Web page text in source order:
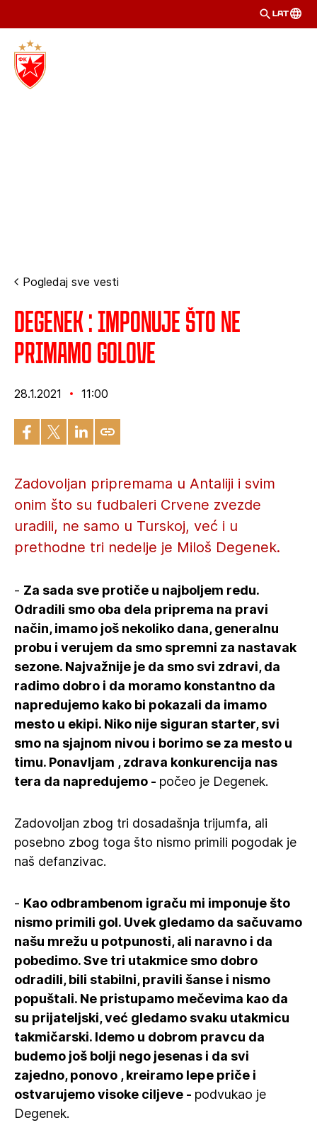
LAT
Pogledaj sve vesti
Degenek : Imponuje što ne
primamo golove
28.1.2021 11:00
Zadovoljan pripremama u Antaliji i svim
onim što su fudbaleri Crvene zvezde
uradili, ne samo u Turskoj, već i u
prethodne tri nedelje je Miloš Degenek.
- Za sada sve protiče u najboljem redu.
Odradili smo oba dela priprema na pravi
način, imamo još nekoliko dana, generalnu
probu i verujem da smo spremni za nastavak
sezone. Najvažnije je da smo svi zdravi, da
radimo dobro i da moramo konstantno da
napredujemo kako bi pokazali da imamo
mesto u ekipi. Niko nije siguran starter, svi
smo na sjajnom nivou i borimo se za mesto u
timu. Ponavljam , zdrava konkurencija nas
tera da napredujemo - počeo je Degenek.
Zadovoljan zbog tri dosadašnja trijumfa, ali
posebno zbog toga što nismo primili pogodak je
naš defanzivac.
- Kao odbrambenom igraču mi imponuje što
nismo primili gol. Uvek gledamo da sačuvamo
našu mrežu u potpunosti, ali naravno i da
pobedimo. Sve tri utakmice smo dobro
odradili, bili stabilni, pravili šanse i nismo
popuštali. Ne pristupamo mečevima kao da
su prijateljski, već gledamo svaku utakmicu
takmičarski. Idemo u dobrom pravcu da
budemo još bolji nego jesenas i da svi
zajedno, ponovo , kreiramo lepe priče i
ostvarujemo visoke ciljeve - podvukao je
Degenek.